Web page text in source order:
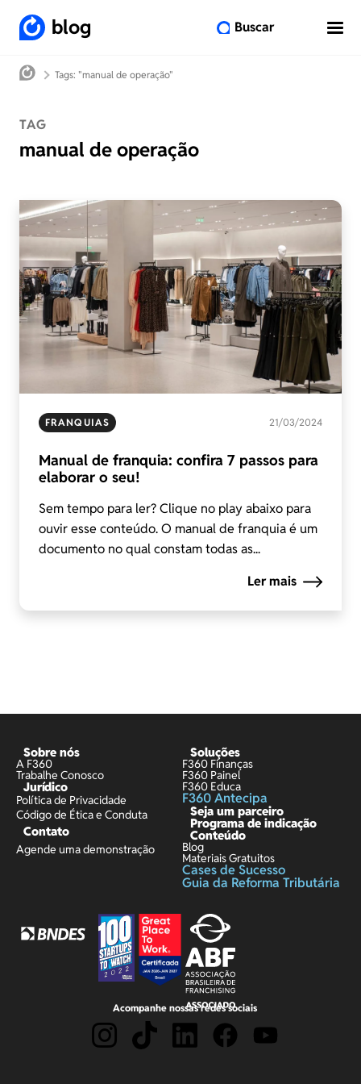
blog Buscar
Tags: "manual de operação"
TAG
manual de operação
FRANQUIAS 21/03/2024
Manual de franquia: confira 7 passos para
elaborar o seu!
Sem tempo para ler? Clique no play abaixo para
ouvir esse conteúdo. O manual de franquia é um
documento no qual constam todas as...
Ler mais
Sobre nós
A F360
Trabalhe Conosco
Jurídico
Política de Privacidade
Código de Ética e Conduta
Contato
Agende uma demonstração
Soluções
F360 Finanças
F360 Painel
F360 Educa
F360 Antecipa
Seja um parceiro
Programa de indicação
Conteúdo
Blog
Materiais Gratuitos
Cases de Sucesso
Guia da Reforma Tributária
Acompanhe nossas redes sociais